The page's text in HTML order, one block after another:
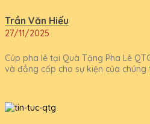
Trần Văn Hiếu
27/11/2025
Cúp pha lê tại Quà Tặng Pha Lê
và đẳng cấp cho sự kiện của chúng